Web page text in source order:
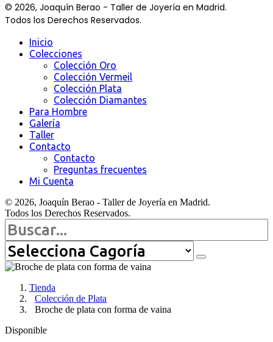
© 2026, Joaquín Berao - Taller de Joyería en Madrid.
Todos los Derechos Reservados.
Inicio
Colecciones
Colección Oro
Colección Vermeil
Colección Plata
Colección Diamantes
Para Hombre
Galería
Taller
Contacto
Contacto
Preguntas frecuentes
Mi Cuenta
© 2026, Joaquín Berao - Taller de Joyería en Madrid.
Todos los Derechos Reservados.
Buscar
por
Tienda
Colección de Plata
Broche de plata con forma de vaina
Disponible